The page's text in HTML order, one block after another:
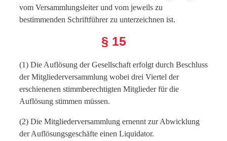
vom Versammlungsleiter und vom jeweils zu
bestimmenden Schriftführer zu unterzeichnen ist.
§ 15
(1) Die Auflösung der Gesellschaft erfolgt durch Beschluss
der Mitgliederversammlung wobei drei Viertel der
erschienenen stimmberechtigten Mitglieder für die
Auflösung stimmen müssen.
(2) Die Mitgliederversammlung ernennt zur Abwicklung
der Auflösungsgeschäfte einen Liquidator.